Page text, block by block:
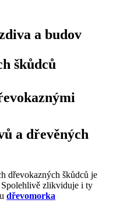
a budov
škůdců
a dřevěných
dřevokazných škůdců je
zlikviduje i ty
dřevomorka